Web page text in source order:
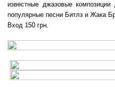
известные джазовые
популярные песни Битлз и Жака
Вход 150 грн.